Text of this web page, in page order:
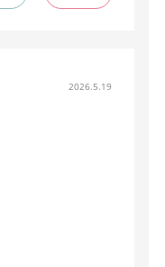
2026.5.19